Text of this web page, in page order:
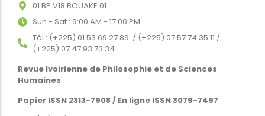
01 BP V18 BOUAKE 01
Sun - Sat : 9:00 AM - 17:00 PM
Tél : (+225) 01 53 69 27 89 / (+225) 07 57 74 35 11 /
(+225) 07 47 93 73 34
Revue Ivoirienne de Philosophie et de Sciences
Humaines
Papier ISSN 2313-7908 / En ligne ISSN 3079-7497